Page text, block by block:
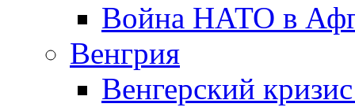
Война НАТО в
Венгрия
Венгерский